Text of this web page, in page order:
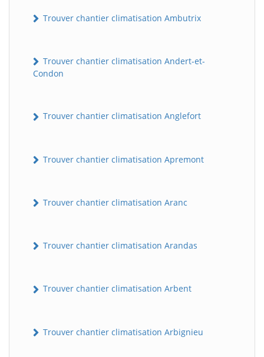
Trouver chantier climatisation Ambutrix
Trouver chantier climatisation Andert-et-
Condon
Trouver chantier climatisation Anglefort
Trouver chantier climatisation Apremont
Trouver chantier climatisation Aranc
Trouver chantier climatisation Arandas
Trouver chantier climatisation Arbent
Trouver chantier climatisation Arbignieu